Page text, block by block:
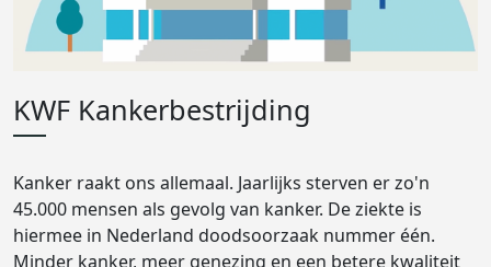
KWF Kankerbestrijding
Kanker raakt ons allemaal. Jaarlijks sterven er zo'n
45.000 mensen als gevolg van kanker. De ziekte is
hiermee in Nederland doodsoorzaak nummer één.
Minder kanker, meer genezing en een betere kwaliteit